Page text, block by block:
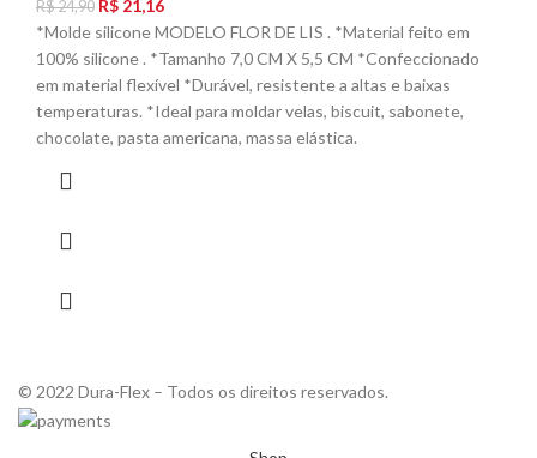
R$24,90 R$ 21,16
*Molde silicone MODELO FLOR DE LIS . *Material feito em
100% silicone . *Tamanho 7,0 CM X 5,5 CM *Confeccionado
em material flexível *Durável, resistente a altas e baixas
temperaturas. *Ideal para moldar velas, biscuit, sabonete,
chocolate, pasta americana, massa elástica.
© 2022 Dura-Flex – Todos os direitos reservados.